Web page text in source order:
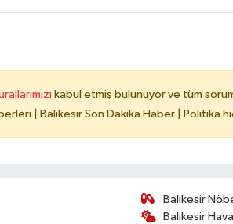
kabul etmiş bulunuyor ve tüm
| Balıkesir Son Dakika Haber | Politika
Balıkesir
Balıkesir